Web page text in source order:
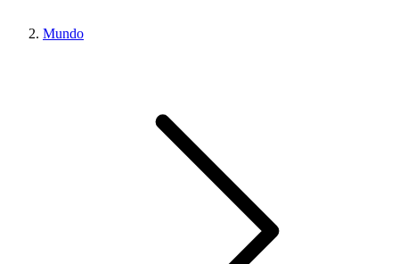
Mundo